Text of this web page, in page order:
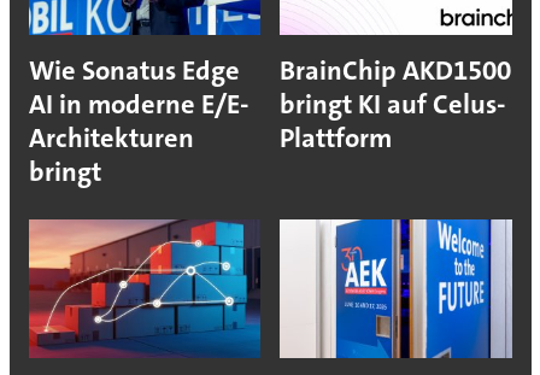
Wie Sonatus Edge
AI in moderne E/E-
Architekturen
bringt
BrainChip AKD1500
bringt KI auf Celus-
Plattform